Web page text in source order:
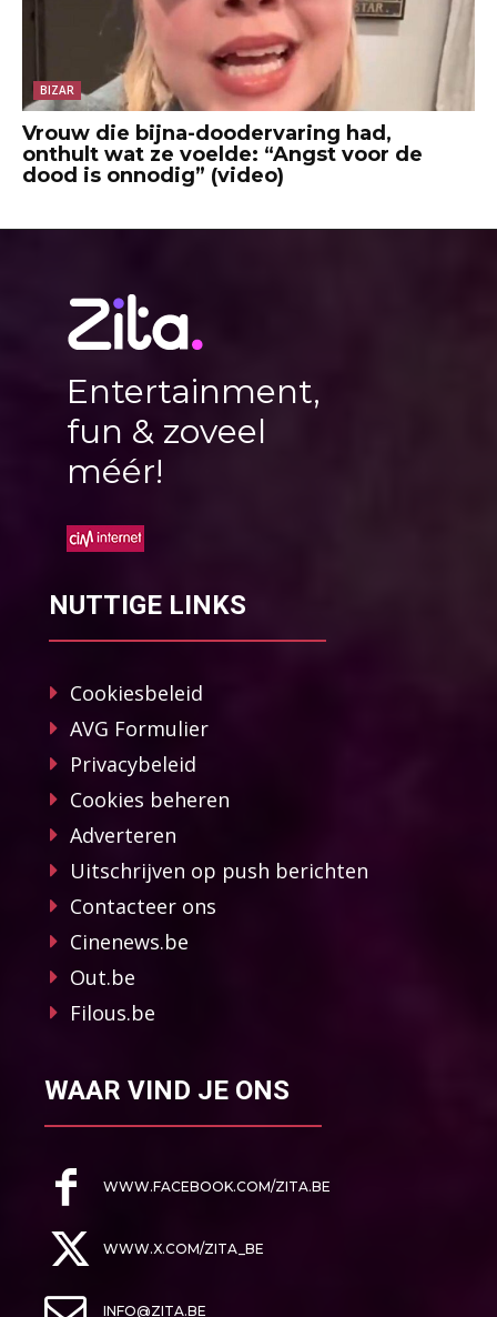
BIZAR
Vrouw die bijna-doodervaring had,
onthult wat ze voelde: “Angst voor de
dood is onnodig” (video)
Entertainment,
fun & zoveel
méér!
NUTTIGE LINKS
Cookiesbeleid
AVG Formulier
Privacybeleid
Cookies beheren
Adverteren
Uitschrijven op push berichten
Contacteer ons
Cinenews.be
Out.be
Filous.be
WAAR VIND JE ONS
WWW.FACEBOOK.COM/ZITA.BE
WWW.X.COM/ZITA_BE
INFO@ZITA.BE